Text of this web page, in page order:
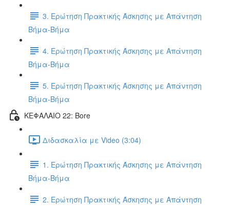
3. Ερώτηση Πρακτικής Άσκησης με Απάντηση
Βήμα-Βήμα
4. Ερώτηση Πρακτικής Άσκησης με Απάντηση
Βήμα-Βήμα
5. Ερώτηση Πρακτικής Άσκησης με Απάντηση
Βήμα-Βήμα
ΚΕΦΑΛΑΙΟ 22: Bore
Διδασκαλία με Video (3:04)
1. Ερώτηση Πρακτικής Άσκησης με Απάντηση
Βήμα-Βήμα
2. Ερώτηση Πρακτικής Άσκησης με Απάντηση